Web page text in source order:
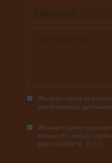
Wyrażam zgodę na
celach realizacji
Wyrażam zgodę na
ciekawych szkoleń i
BHP CENTER SP. Z O.O.